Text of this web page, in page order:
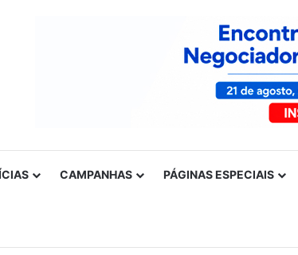
CAMPANHAS PÁGINAS ESPECIAIS